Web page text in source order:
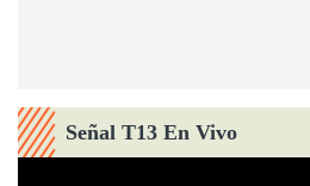
Señal T13 En Vivo